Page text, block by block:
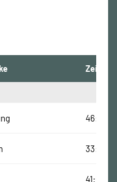
Zeit
46:34
33:48
41:59